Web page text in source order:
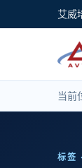
艾威
当前
标签